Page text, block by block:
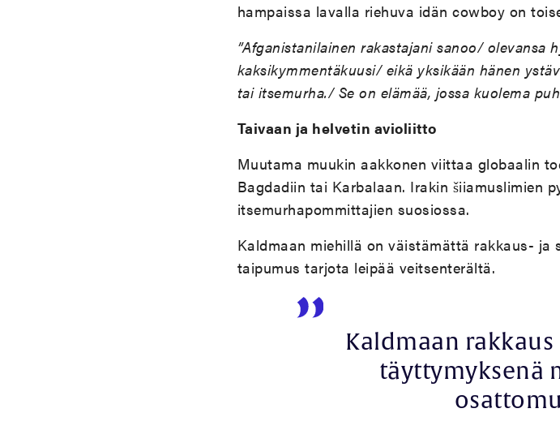
hampaissa lavalla riehuva idän cowboy on
”Afganistanilainen rakastajani sanoo/ olevansa
kaksikymmentäkuusi/ eikä yksikään hänen
tai itsemurha./ Se on elämää, jossa kuolema
Taivaan ja helvetin avioliitto
Muutama muukin aakkonen viittaa globaalin
Bagdadiin tai Karbalaan. Irakin šiiamuslimien
itsemurhapommittajien suosiossa.
Kaldmaan miehillä on väistämättä rakkaus-
taipumus tarjota leipää veitsenterältä.
Kaldmaan
täyttymyksenä